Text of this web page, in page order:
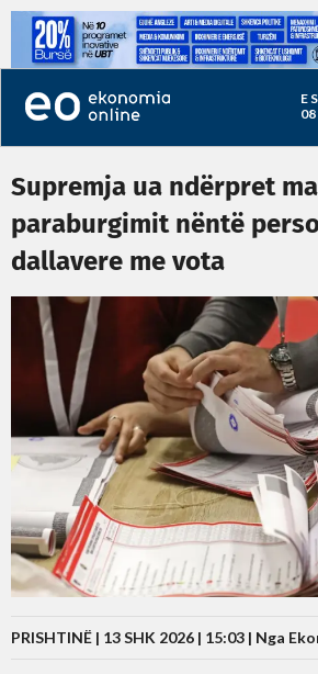
E
Supremja ua ndërpret
paraburgimit nëntë
dallavere me vota
PRISHTINË | 13 SHK 2026 | 15:03 | Nga